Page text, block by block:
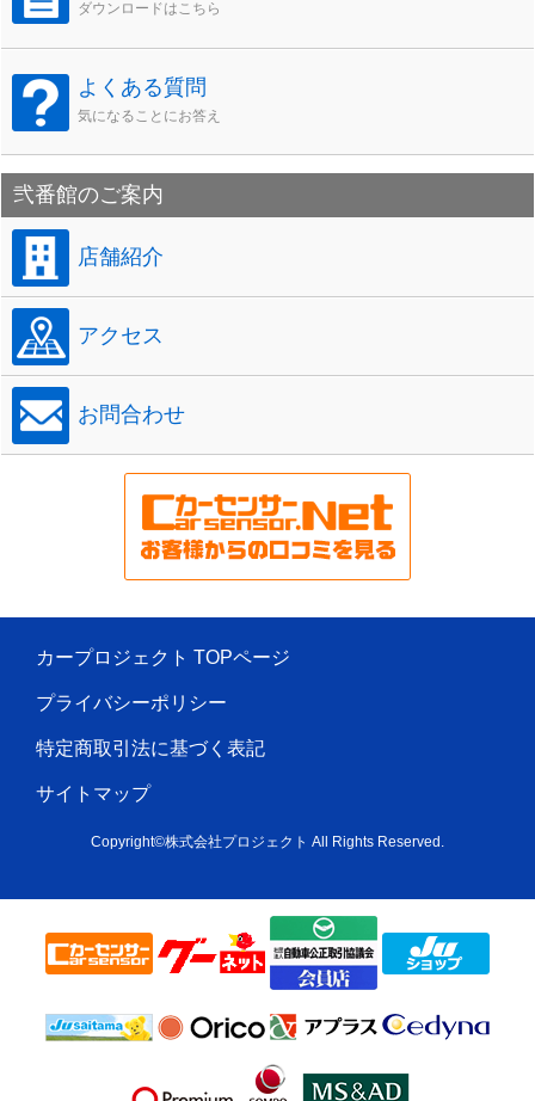
ダウンロードはこちら
よくある質問
気になることにお答え
弐番館のご案内
店舗紹介
アクセス
お問合わせ
カープロジェクト TOPページ
プライバシーポリシー
特定商取引法に基づく表記
サイトマップ
Copyright©株式会社プロジェクト All Rights Reserved.